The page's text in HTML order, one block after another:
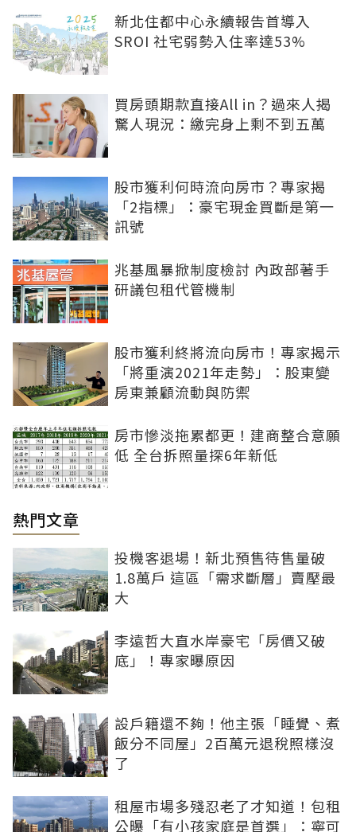
新北住都中心永續報告首導入
SROI 社宅弱勢入住率達53%
買房頭期款直接All in？過來人揭
驚人現況：繳完身上剩不到五萬
股市獲利何時流向房市？專家揭
「2指標」：豪宅現金買斷是第一
訊號
兆基風暴掀制度檢討 內政部著手
研議包租代管機制
股市獲利終將流向房市！專家揭示
「將重演2021年走勢」：股東變
房東兼顧流動與防禦
房市慘淡拖累都更！建商整合意願
低 全台拆照量探6年新低
熱門文章
投機客退場！新北預售待售量破
1.8萬戶 這區「需求斷層」賣壓最
大
李遠哲大直水岸豪宅「房價又破
底」！專家曝原因
設戶籍還不夠！他主張「睡覺、煮
飯分不同屋」2百萬元退稅照樣沒
了
租屋市場多殘忍老了才知道！包租
公曝「有小孩家庭是首選」：寧可